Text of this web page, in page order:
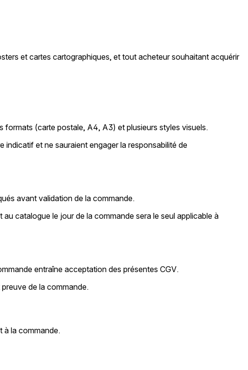
et cartes cartographiques, et tout acheteur souhaitant acquérir
formats (carte postale, A4, A3) et plusieurs styles visuels.
et ne sauraient engager la responsabilité de
avant validation de la commande.
catalogue le jour de la commande sera le seul applicable à
entraîne acceptation des présentes CGV.
de la commande.
à la commande.